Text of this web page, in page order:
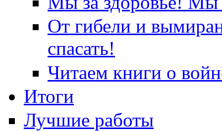
От гибели и
спасать!
Читаем книги о
Итоги
Лучшие работы